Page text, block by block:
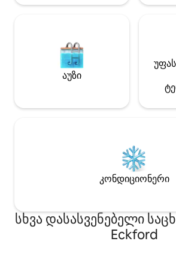
აუზი
კონდიციონერი
სხვა დასასვენებელი
Eckford